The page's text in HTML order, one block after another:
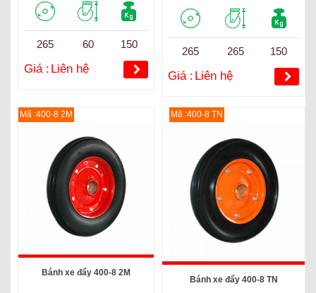
265 60 150
Giá : Liên hệ
265 265 150
Giá : Liên hệ
Mã :400-8 2M
Bánh xe đẩy 400-8 2M
Mã :400-8 TN
Bánh xe đẩy 400-8 TN